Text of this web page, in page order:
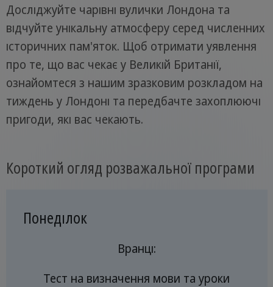
Досліджуйте чарівні вулички Лондона та
відчуйте унікальну атмосферу серед численних
історичних пам'яток. Щоб отримати уявлення
про те, що вас чекає у Великій Британії,
ознайомтеся з нашим зразковим розкладом на
тиждень у Лондоні та передбачте захоплюючі
пригоди, які вас чекають.
Короткий огляд розважальної програми
Понеділок
Вранці:
Тест на визначення мови та уроки